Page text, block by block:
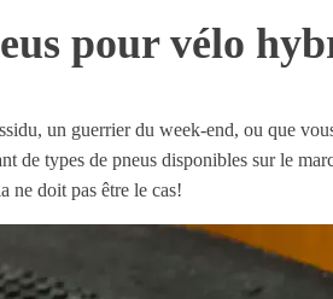
pour vélo
un guerrier du week-end, ou que
de types de pneus disponibles sur le
ne doit pas être le cas!